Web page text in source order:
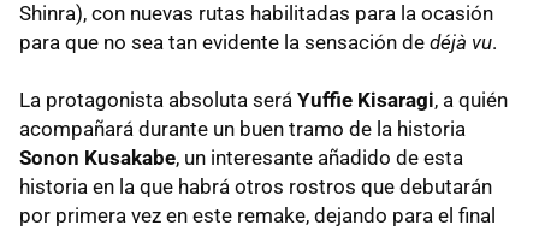
Shinra), con nuevas rutas habilitadas para la ocasión
para que no sea tan evidente la sensación de déjà vu.
La protagonista absoluta será Yuffie Kisaragi, a quién
acompañará durante un buen tramo de la historia
Sonon Kusakabe, un interesante añadido de esta
historia en la que habrá otros rostros que debutarán
por primera vez en este remake, dejando para el final